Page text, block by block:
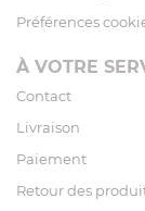
Préférences
À VOTRE
Contact
Livraison
Paiement
Retour des